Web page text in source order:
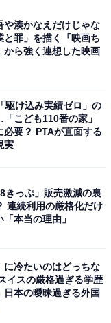
や湊かなえだけじゃな
と罪」を描く『映画ち
から強く連想した映画
駆け込み実績ゼロ」の
こども110番の家」
必要？ PTAが直面する
実
きっぷ」販売激減の裏
連続利用の厳格化だけ
「本当の理由」
に冷たいのはどっちな
イスの厳格過ぎる学歴
日本の曖昧過ぎる外国